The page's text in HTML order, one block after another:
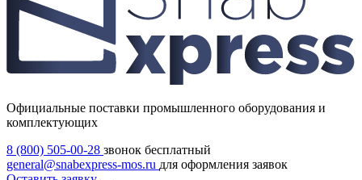
Официальные поставки промышленного оборудования и
комплектующих
8 (800) 505-00-28 звонок бесплатный
general@snabexpress-mos.ru для оформления заявок